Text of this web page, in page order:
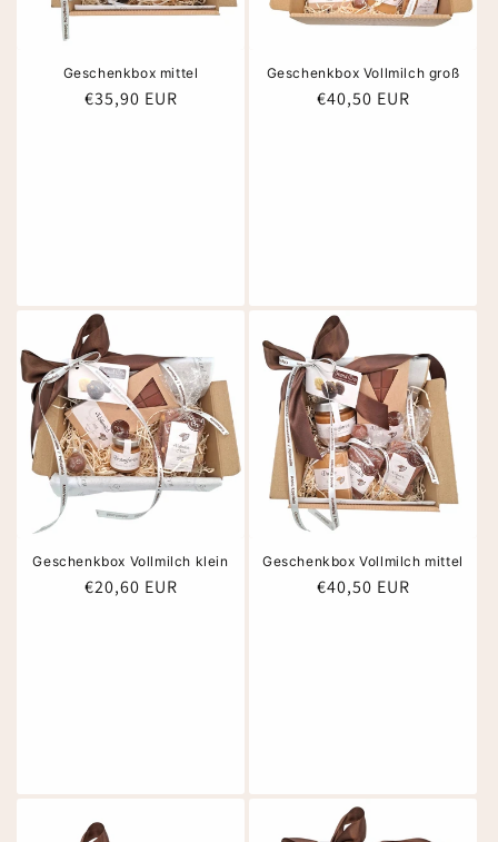
Geschenkbox mittel
Normaler
€35,90 EUR
Geschenkbox Vollmilch groß
Normaler
€40,50 EUR
Geschenkbox Vollmilch klein
Normaler
€20,60 EUR
Geschenkbox Vollmilch mittel
Normaler
€40,50 EUR